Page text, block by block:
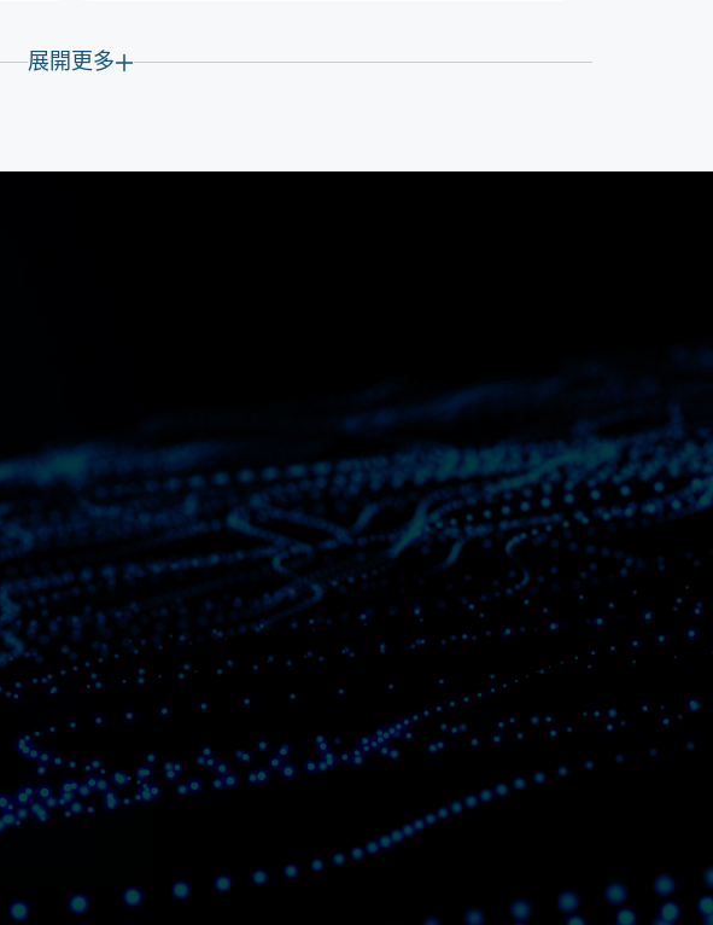
展開更多